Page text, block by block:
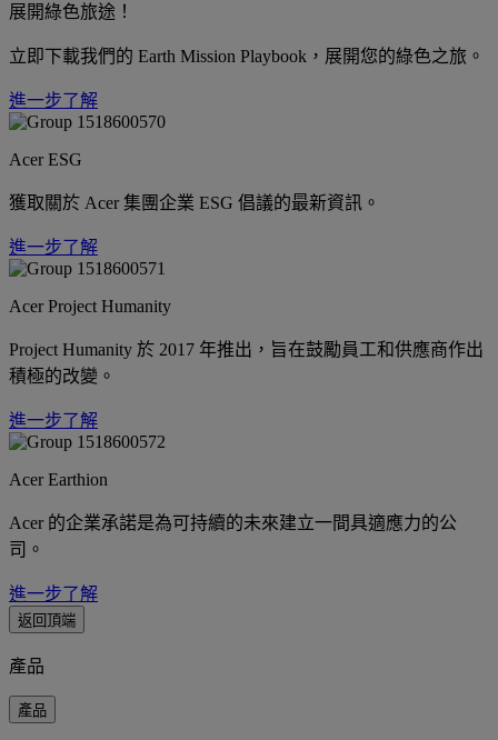
展開綠色旅途！
立即下載我們的 Earth Mission Playbook，展開您的綠色之旅。
進一步了解
Acer ESG
獲取關於 Acer 集團企業 ESG 倡議的最新資訊。
進一步了解
Acer Project Humanity
Project Humanity 於 2017 年推出，旨在鼓勵員工和供應商作出
積極的改變。
進一步了解
Acer Earthion
Acer 的企業承諾是為可持續的未來建立一間具適應力的公
司。
進一步了解
返回頂端
產品
產品